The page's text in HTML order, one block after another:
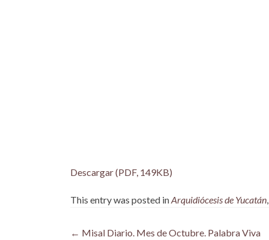
Descargar (PDF, 149KB)
This entry was posted inArquidiócesis de Yucatán,
← Misal Diario. Mes de Octubre. Palabra Viva